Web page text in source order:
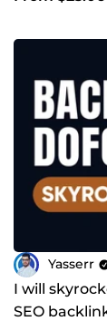
Yasserr
I will
SEO